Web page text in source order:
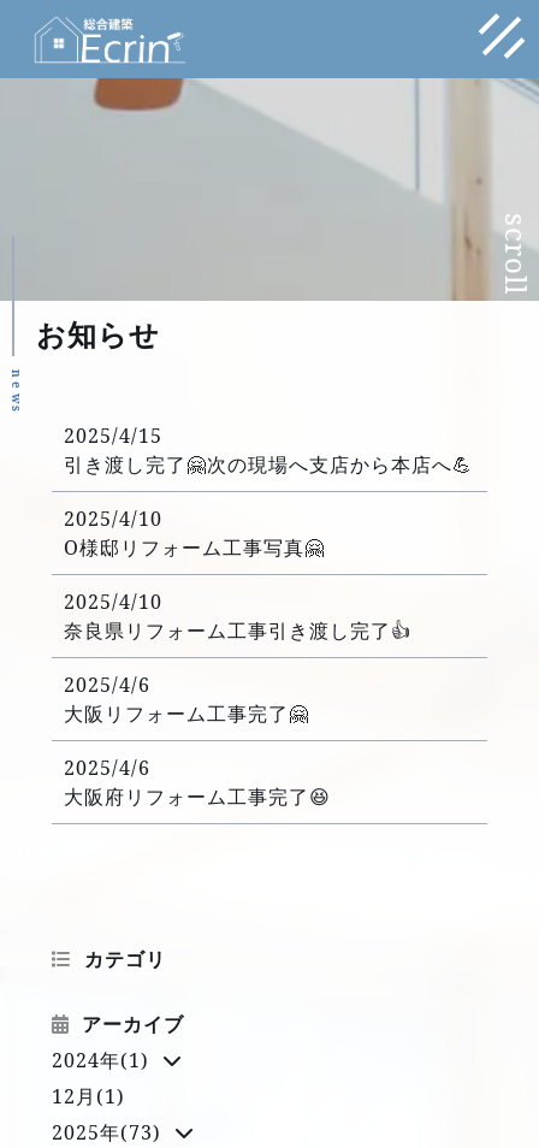
scroll
お知らせ
n
e
w
s
2025/4/15
引き渡し完了🤗次の現場へ支店から本店へ💪
2025/4/10
O様邸リフォーム工事写真🤗
2025/4/10
奈良県リフォーム工事引き渡し完了👍
2025/4/6
大阪リフォーム工事完了🤗
2025/4/6
大阪府リフォーム工事完了😆
カテゴリ
アーカイブ
2024年(1)
12月(1)
2025年(73)